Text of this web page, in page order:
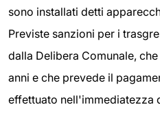
sono installati detti
Previste sanzioni per i
dalla Delibera Comunale,
anni e che prevede il
effettuato nell'immediatezza